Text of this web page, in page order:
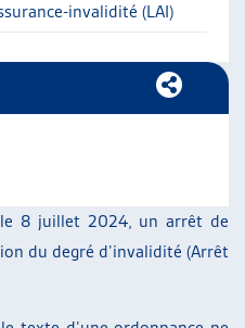
8 juillet 2024, un arrêt de
du degré d’invalidité (Arrêt
invalidité (LAI)